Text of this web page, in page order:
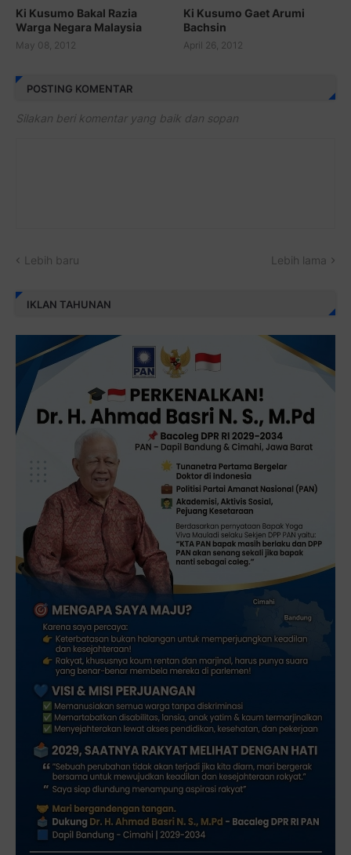
Ki Kusumo Bakal Razia
Warga Negara Malaysia
May 08, 2012
Ki Kusumo Gaet Arumi
Bachsin
April 26, 2012
POSTING KOMENTAR
Silakan beri komentar yang baik dan sopan
Lebih baru Lebih lama
IKLAN TAHUNAN